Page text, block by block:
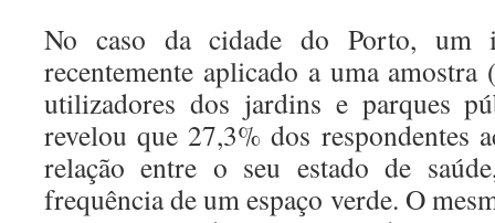
No caso da cidade do Porto, um
recentemente aplicado a uma amostra
utilizadores dos jardins e parques
revelou que 27,3% dos respondentes
relação entre o seu estado de
frequência de um espaço verde. O